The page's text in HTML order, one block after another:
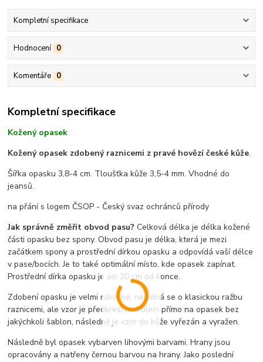
Kompletní specifikace
Hodnocení 0
Komentáře 0
Kompletní specifikace
Kožený opasek
Kožený opasek zdobený raznicemi z pravé hovězí české kůže.
Šířka opasku 3,8-4 cm. Tloušťka kůže 3,5-4 mm. Vhodné do
jeansů.
na přání s logem ČSOP - Český svaz ochránců přírody
Jak správně změřit obvod pasu?Celková délka je délka kožené
části opasku bez spony. Obvod pasu je délka, která je mezi
začátkem spony a prostřední dírkou opasku a odpovídá vaší délce
v pase/bocích. Je to také optimální místo, kde opasek zapínat.
Prostřední dírka opasku je asi 20 cm od konce.
Zdobení opasku je velmi náročné, nejedná se o klasickou ražbu
raznicemi, ale vzor je předkreslen šídlem přímo na opasek bez
jakýchkoli šablon, následně je vzor do kůže vyřezán a vyražen.
Následně byl opasek vybarven lihovými barvami. Hrany jsou
opracovány a natřeny černou barvou na hrany. Jako poslední